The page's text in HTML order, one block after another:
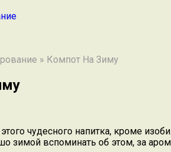
» Компот На Зиму
чудесного напитка, кроме
зимой вспоминать об этом, за